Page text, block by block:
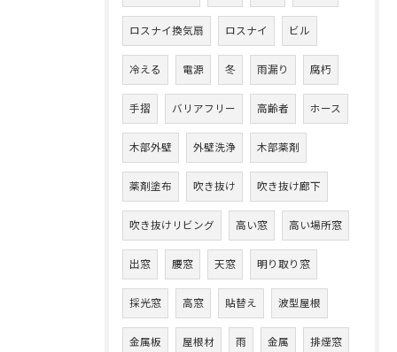
ロスナイ換気扇 ロスナイ ビル
冷える 電源 冬 雨漏り 腐朽
手摺 バリアフリー 高齢者 ホース
木部外壁 外壁洗浄 木部薬剤
薬剤塗布 吹き抜け 吹き抜け廊下
吹き抜けリビング 高い窓 高い場所窓
出窓 腰窓 天窓 明り取り窓
採光窓 高窓 貼替え 波型屋根
金属板 屋根材 雨 金属 排煙窓